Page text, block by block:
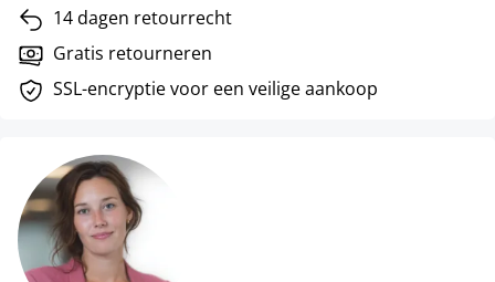
14 dagen retourrecht
Gratis retourneren
SSL-encryptie voor een veilige aankoop